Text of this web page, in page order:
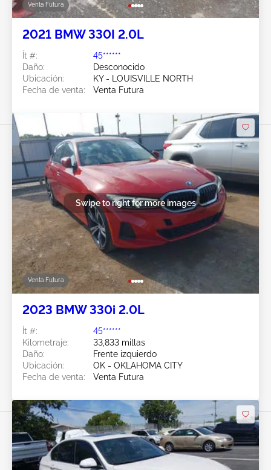
Venta Futura
2021 BMW 330I 2.0L
Ít #:
45******
Daño:
Desconocido
Ubicación:
KY - LOUISVILLE NORTH
Fecha de venta:
Venta Futura
Venta Futura
Swipe to right for more images
2023 BMW 330i 2.0L
Ít #:
45******
Kilometraje:
33,833 millas
Daño:
Frente izquierdo
Ubicación:
OK - OKLAHOMA CITY
Fecha de venta:
Venta Futura